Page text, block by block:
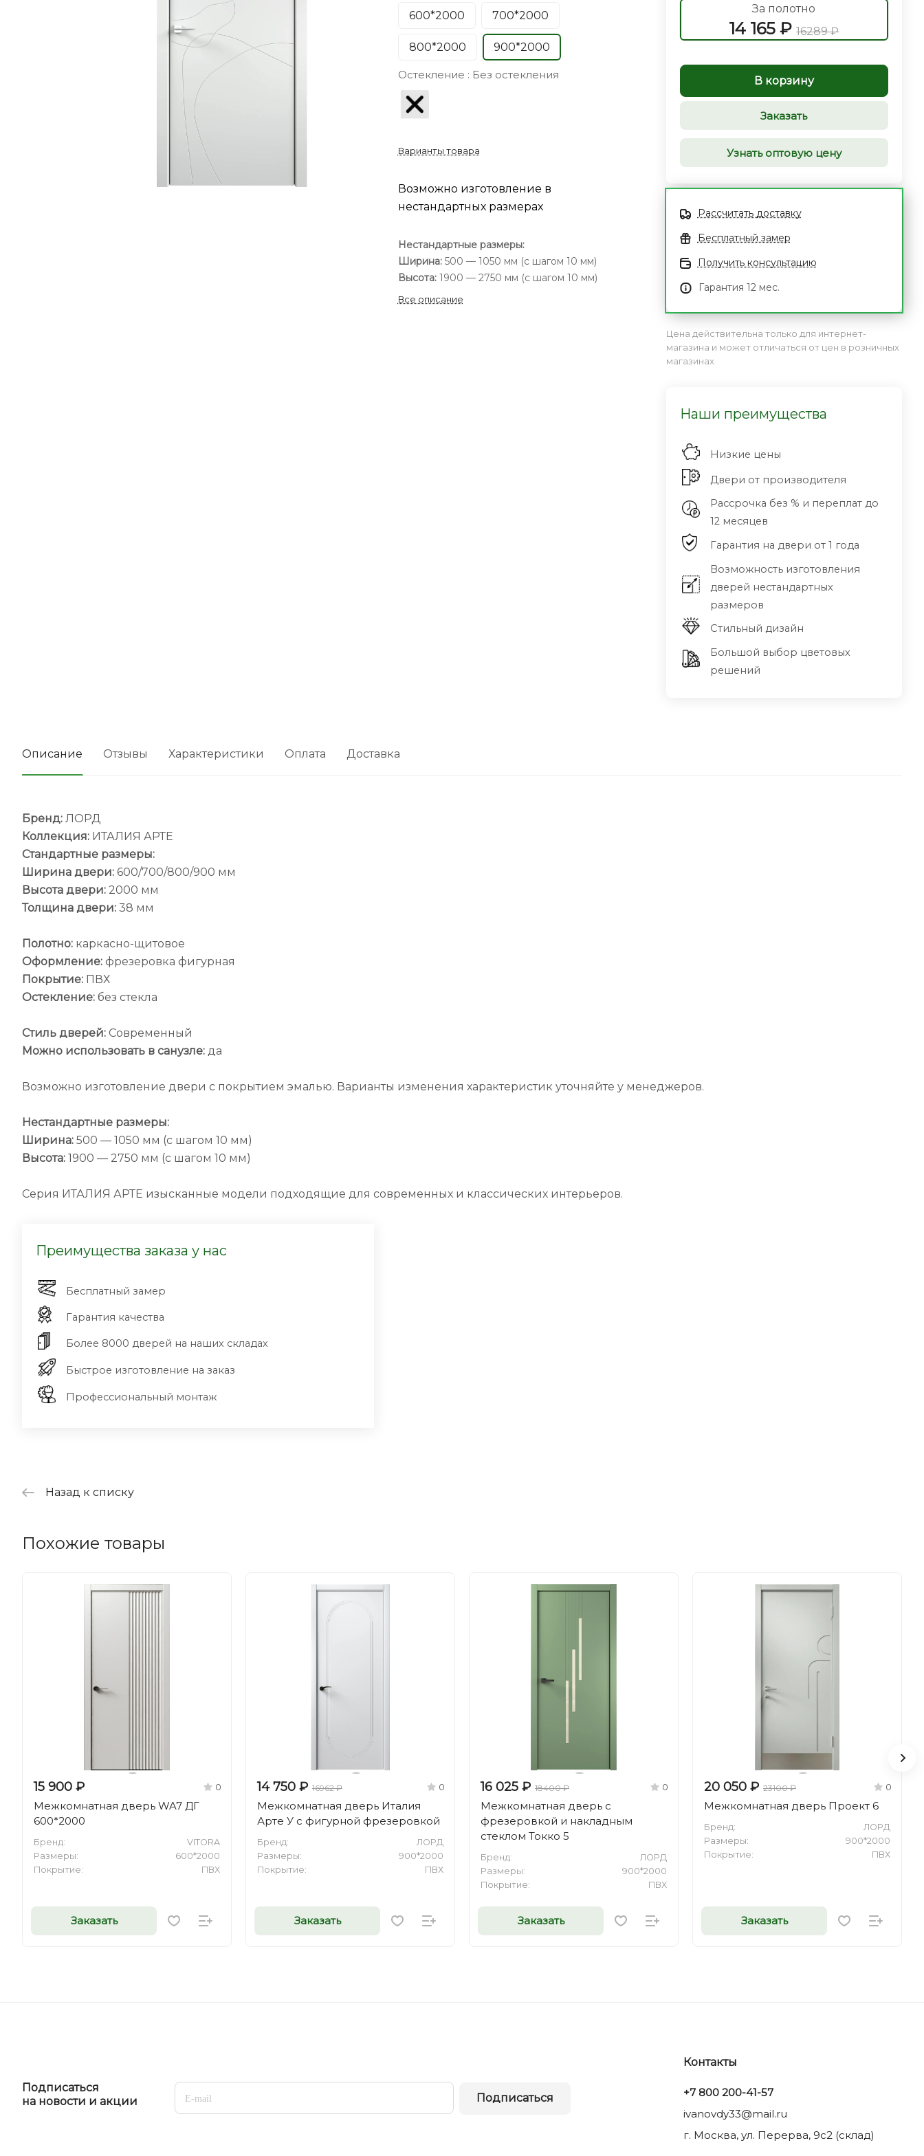
600*2000
700*2000
800*2000 900*2000
Остекление : Без остекления
Варианты товара
Возможно изготовление в
нестандартных размерах
Нестандартные размеры:
Ширина:500 — 1050 мм (с шагом 10 мм)
Высота:1900 — 2750 мм (с шагом 10 мм)
Все описание
За полотно
14 165 ₽ 16289 ₽
В корзину
Заказать
Узнать оптовую цену
Рассчитать доставку
Бесплатный замер
Получить консультацию
Гарантия 12 мес.
Цена действительна только для интернет-
магазина и может отличаться от цен в розничных
магазинах
Наши преимущества
Низкие цены
Двери от производителя
Рассрочка без % и переплат до
12 месяцев
Гарантия на двери от 1 года
Возможность изготовления
дверей нестандартных
размеров
Стильный дизайн
Большой выбор цветовых
решений
Описание Отзывы Характеристики Оплата Доставка
Бренд: ЛОРД
Коллекция: ИТАЛИЯ АРТЕ
Стандартные размеры:
Ширина двери: 600/700/800/900 мм
Высота двери: 2000 мм
Толщина двери: 38 мм
Полотно: каркасно-щитовое
Оформление: фрезеровка фигурная
Покрытие: ПВХ
Остекление: без стекла
Стиль дверей: Современный
Можно использовать в санузле: да
Возможно изготовление двери с покрытием эмалью. Варианты изменения характеристик уточняйте у менеджеров.
Нестандартные размеры:
Ширина: 500 — 1050 мм (с шагом 10 мм)
Высота: 1900 — 2750 мм (с шагом 10 мм)
Серия ИТАЛИЯ АРТЕ изысканные модели подходящие для современных и классических интерьеров.
Преимущества заказа у нас
Бесплатный замер
Гарантия качества
Более 8000 дверей на наших складах
Быстрое изготовление на заказ
Профессиональный монтаж
Назад к списку
Похожие товары
15 900 ₽ 0
Межкомнатная дверь WA7 ДГ
600*2000
Бренд:
VITORA
Размеры:
600*2000
Покрытие:
ПВХ
Заказать
14 750 ₽ 16962 ₽ 0
Межкомнатная дверь Италия
Арте У с фигурной фрезеровкой
Бренд:
ЛОРД
Размеры:
900*2000
Покрытие:
ПВХ
Заказать
16 025 ₽ 18400 ₽ 0
Межкомнатная дверь с
фрезеровкой и накладным
стеклом Токко 5
Бренд:
ЛОРД
Размеры:
900*2000
Покрытие:
ПВХ
Заказать
20 050 ₽ 23100 ₽ 0
Межкомнатная дверь Проект 6
Бренд:
ЛОРД
Размеры:
900*2000
Покрытие:
ПВХ
Заказать
Подписаться
на новости и акции
Подписаться
Контакты
+7 800 200-41-57
ivanovdy33@mail.ru
г. Москва, ул. Перерва, 9с2 (склад)